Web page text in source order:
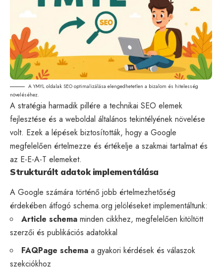
A YMYL oldalak SEO optimalizálása elengedhetetlen a bizalom és hitelesség
növeléséhez.
A stratégia harmadik pillére a technikai SEO elemek
fejlesztése és a weboldal általános tekintélyének növelése
volt. Ezek a lépések biztosították, hogy a Google
megfelelően értelmezze és értékelje a szakmai tartalmat és
az E-E-A-T elemeket.
Strukturált adatok implementálása
A Google számára történő jobb értelmezhetőség
érdekében átfogó schema.org jelöléseket implementáltunk:
Article schema minden cikkhez, megfelelően kitöltött
szerzői és publikációs adatokkal
FAQPage schema a gyakori kérdések és válaszok
szekciókhoz